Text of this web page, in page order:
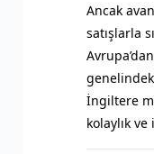
Ancak
satışlarla
İngiltere
kolaylık